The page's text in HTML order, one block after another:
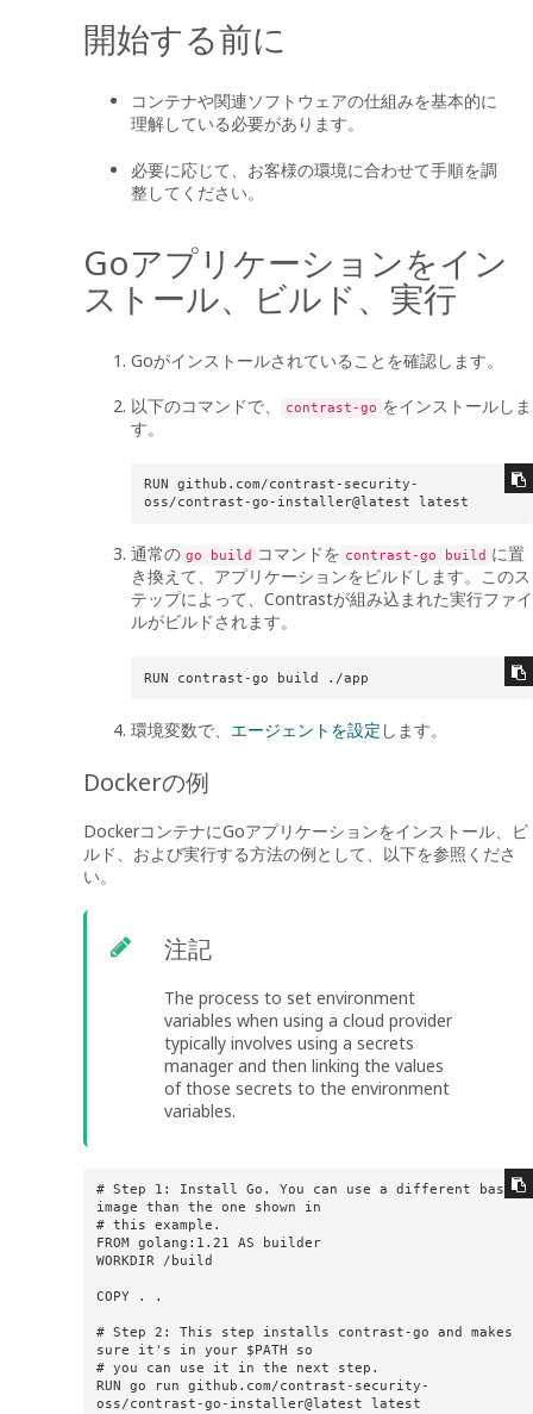
開始する前に
コンテナや関連ソフトウェアの仕組みを基本的に
理解している必要があります。
必要に応じて、お客様の環境に合わせて手順を調
整してください。
Goアプリケーションをイン
ストール、ビルド、実行
Goがインストールされていることを確認します。
以下のコマンドで、 contrast-go をインストールしま
す。
RUN github.com/contrast-security-
oss/contrast-go-installer@latest latest
通常の go build コマンドを contrast-go build に置
き換えて、アプリケーションをビルドします。このス
テップによって、Contrastが組み込まれた実行ファイ
ルがビルドされます。
RUN contrast-go build ./app
環境変数で、 エージェントを設定 します。
Dockerの例
DockerコンテナにGoアプリケーションをインストール、ビ
ルド、および実行する方法の例として、以下を参照くださ
い。
注記
The process to set environment
variables when using a cloud provider
typically involves using a secrets
manager and then linking the values
of those secrets to the environment
variables.
# Step 1: Install Go. You can use a different base
image than the one shown in
# this example.
FROM golang:1.21 AS builder
WORKDIR /build
COPY . .
# Step 2: This step installs contrast-go and makes
sure it's in your $PATH so
# you can use it in the next step.
RUN go run github.com/contrast-security-
oss/contrast-go-installer@latest latest